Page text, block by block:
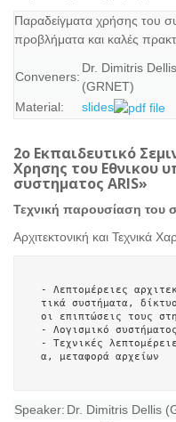
Παραδείγματα χρήσης του
προβλήματα και καλές
Conveners:
Dr. Dimitris
(GRNET)
Material:
slides
2ο Εκπαιδευτικό
Χρησης του Εθνικου
συστηματος ARIS»
Τεχνική παρουσίαση του
Αρχιτεκτονική και Τεχνικά
- Λεπτομέρειες
τικά συστήματα,
οι επιπτώσεις τους
- Λογισμικό
- Τεχνικές
Speaker: Dr. Dimitris Dellis